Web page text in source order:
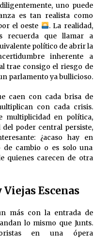
Dominar los Temas
en la Academia
Filtración de Agua:
de la Aireación en
en el Mundo del
Por Favor!
Suquia: El Maestro
uno puede
es tan realista como
el oeste
. La realidad,
recuerda que llamar a
político de abrir la
inherente a
trae consigo el riesgo de
parlamento ya bullicioso.
caen con cada brisa de
con cada crisis.
multiplicidad en política,
poder central persiste,
¿acaso hay en
de cambio o es solo una
quienes carecen de otra
Escenas
más con la entrada de
lo mismo que Junts.
en una ópera